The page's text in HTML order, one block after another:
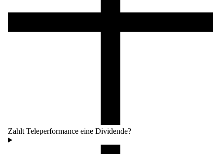
Zahlt Teleperformance eine Dividende?